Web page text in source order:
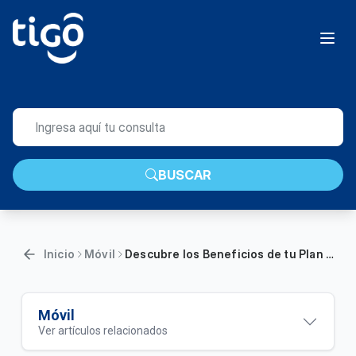
BUSCAR
Inicio Móvil Descubre los Beneficios de tu Plan Pospago Tigo | General
Móvil
Ver artículos relacionados